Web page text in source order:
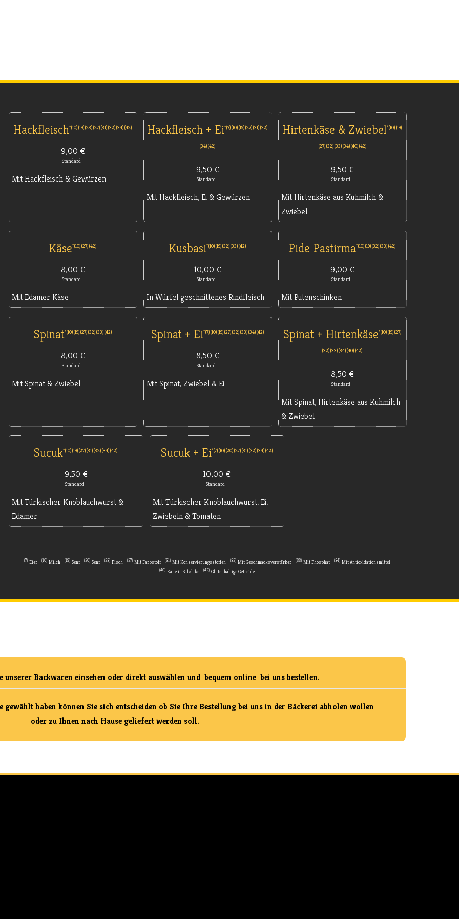
Hackfleisch 10 19 23 27 31 32 34 42
9,00 €
Standard
Mit Hackfleisch & Gewürzen
Hackfleisch + Ei 7 10 19 27 31 32
34 42
9,50 €
Standard
Mit Hackfleisch, Ei & Gewürzen
Hirtenkäse & Zwiebel 10 19
27 32 33 34 40 42
9,50 €
Standard
Mit Hirtenkäse aus Kuhmilch &
Zwiebel
Käse 10 27 42
8,00 €
Standard
Mit Edamer Käse
Kusbasi 10 19 32 33 42
10,00 €
Standard
In Würfel geschnittenes Rindfleisch
Pide Pastirma 10 19 32 33 42
9,00 €
Standard
Mit Putenschinken
Spinat 10 19 27 32 33 42
8,00 €
Standard
Mit Spinat & Zwiebel
Spinat + Ei 7 10 19 27 32 33 34 42
8,50 €
Standard
Mit Spinat, Zwiebel & Ei
Spinat + Hirtenkäse 10 19 27
32 33 34 40 42
8,50 €
Standard
Mit Spinat, Hirtenkäse aus Kuhmilch
& Zwiebel
Sucuk 10 19 27 31 32 34 42
9,50 €
Standard
Mit Türkischer Knoblauchwurst &
Edamer
Sucuk + Ei 7 10 20 27 31 32 34 42
10,00 €
Standard
Mit Türkischer Knoblauchwurst, Ei,
Zwiebeln & Tomaten
7 Eier 10 Milch 19 Senf 20 Senf 23 Fisch 27 Mit Farbstoff 31 Mit Konservierungsstoffen 32 Mit Geschmacksverstärker 33 Mit Phosphat 34 Mit Antioxidationsmittel
40 Käse in Salzlake 42 Glutenhaltige Getreide
unserer Backwaren einsehen oder direkt auswählen und bequem online bei uns bestellen.
haben können Sie sich entscheiden ob Sie Ihre Bestellung bei uns in der Bäckerei abholen wollen
oder zu Ihnen nach Hause geliefert werden soll.